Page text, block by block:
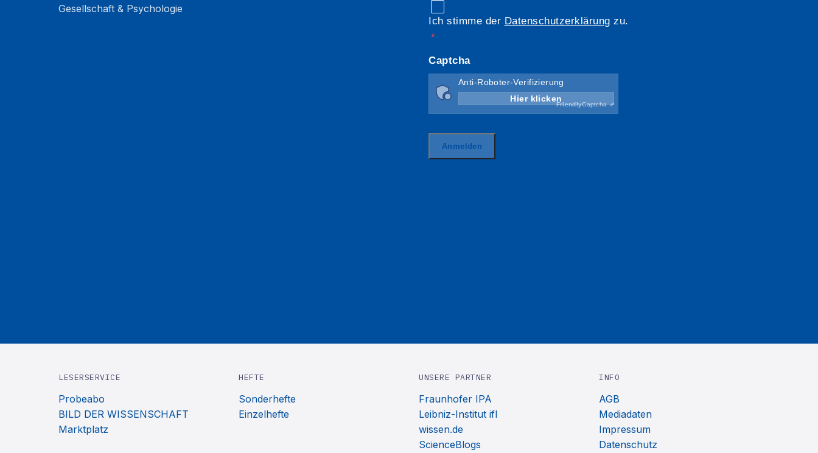
Gesellschaft & Psychologie
LESERSERVICE
Probeabo
BILD DER WISSENSCHAFT
Marktplatz
HEFTE
Sonderhefte
Einzelhefte
UNSERE PARTNER
Fraunhofer IPA
Leibniz-Institut ifl
wissen.de
ScienceBlogs
INFO
AGB
Mediadaten
Impressum
Datenschutz